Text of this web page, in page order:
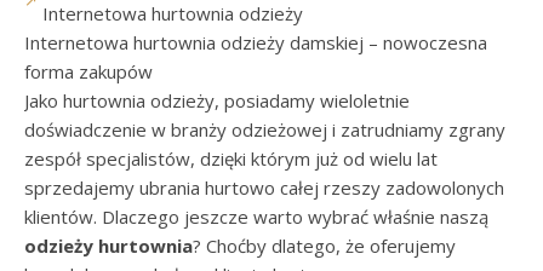
Internetowa hurtownia odzieży
Internetowa hurtownia odzieży damskiej – nowoczesna
forma zakupów
Jako hurtownia odzieży, posiadamy wieloletnie
doświadczenie w branży odzieżowej i zatrudniamy zgrany
zespół specjalistów, dzięki którym już od wielu lat
sprzedajemy ubrania hurtowo całej rzeszy zadowolonych
klientów. Dlaczego jeszcze warto wybrać właśnie naszą
odzieży hurtownia? Choćby dlatego, że oferujemy